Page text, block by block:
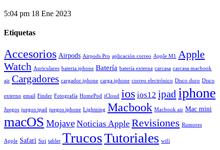
5:04 pm 18 Ene 2023
Etiquetas
Accesorios Airpods Airpods Pro aplicación correo Apple M1
Apple
Watch Auriculares bateria iphone Batería batería externa carcasa carcasa macbook
air Cargadores cargador iphone carga iphone correo electrónico Disco duro Disco
externo email Finder Fotografía HomePod iCloud ios ios12 ipad iphone
Juegos juegos ipad juegos iphone Lightning Macbook Macbook air Mac mini
macOS Mojave Noticias Apple Revisiones Rumores
Apple Safari Siri tablet TrucosTutoriales wifi